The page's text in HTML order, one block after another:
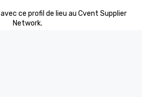
avec ce profil de lieu au Cvent Supplier
Network.